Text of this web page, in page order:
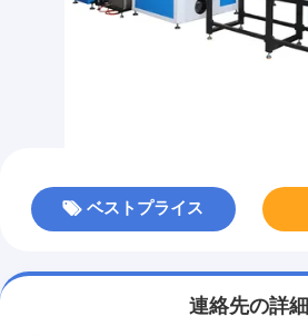
ベストプライス
連絡先の詳細